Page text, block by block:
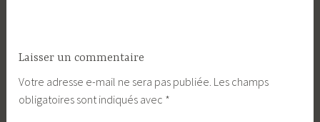
Laisser un commentaire
Votre adresse e-mail ne sera pas publiée. Les champs
obligatoires sont indiqués avec *